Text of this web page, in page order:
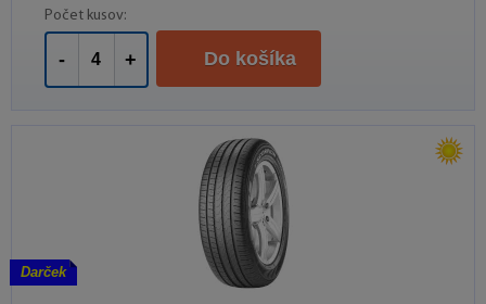
Počet kusov:
- + Do košíka
Darček